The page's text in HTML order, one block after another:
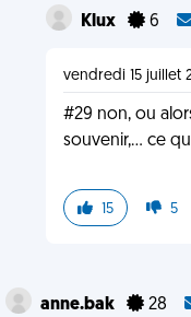
Klux 6
vendredi 15 juillet
#29 non, ou
souvenir,... ce
15 5
anne.bak 28